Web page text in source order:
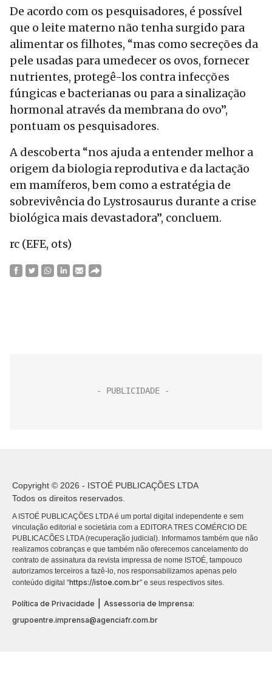
De acordo com os pesquisadores, é possível
que o leite materno não tenha surgido para
alimentar os filhotes, “mas como secreções da
pele usadas para umedecer os ovos, fornecer
nutrientes, protegê-los contra infecções
fúngicas e bacterianas ou para a sinalização
hormonal através da membrana do ovo”,
pontuam os pesquisadores.
A descoberta “nos ajuda a entender melhor a
origem da biologia reprodutiva e da lactação
em mamíferos, bem como a estratégia de
sobrevivência do Lystrosaurus durante a crise
biológica mais devastadora”, concluem.
rc (EFE, ots)
Copyright © 2026 - ISTOÉ PUBLICAÇÕES LTDA
Todos os direitos reservados.
A ISTOÉ PUBLICAÇÕES LTDA é um portal digital independente e sem
vinculação editorial e societária com a EDITORA TRES COMÉRCIO DE
PUBLICACÕES LTDA (recuperação judicial). Informamos também que não
realizamos cobranças e que também não oferecemos cancelamento do
contrato de assinatura da revista impressa de nome ISTOÉ, tampouco
autorizamos terceiros a fazê-lo, nos responsabilizamos apenas pelo
conteúdo digital “https://istoe.com.br” e seus respectivos sites.
Política de Privacidade
Assessoria de Imprensa:
grupoentre.imprensa@agenciafr.com.br